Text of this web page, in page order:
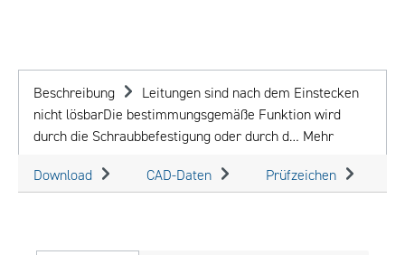
Beschreibung
Leitungen sind nach dem Einstecken
nicht lösbarDie bestimmungsgemäße Funktion wird
durch die Schraubbefestigung oder durch d… Mehr
Download CAD-Daten Prüfzeichen